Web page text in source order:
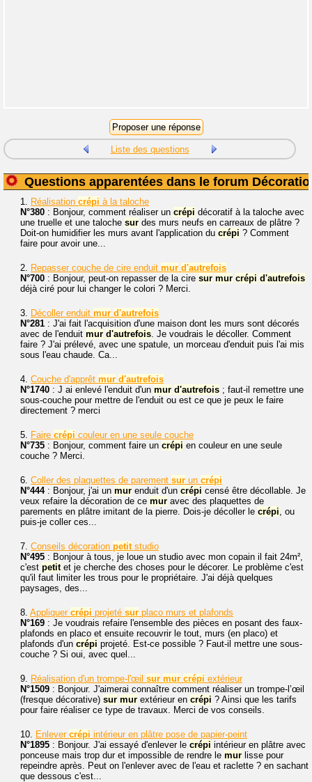
Liste des questions
Questions apparentées dans le forum
1. Réalisation crépi à la taloche
N°380 : Bonjour, comment réaliser un crépi décoratif à la taloche avec
une truelle et une taloche sur des murs neufs en carreaux de plâtre ?
Doit-on humidifier les murs avant l'application du crépi ? Comment
faire pour avoir une...
2. Repasser couche de cire enduit mur d'autrefois
N°700 : Bonjour, peut-on repasser de la cire sur mur crépi d'autrefois
déjà ciré pour lui changer le colori ? Merci.
3. Décoller enduit mur d'autrefois
N°281 : J'ai fait l'acquisition d'une maison dont les murs sont décorés
avec de l'enduit mur d'autrefois. Je voudrais le décoller. Comment
faire ? J'ai prélevé, avec une spatule, un morceau d'enduit puis l'ai mis
sous l'eau chaude. Ca...
4. Couche d'apprêt mur d'autrefois
N°1740 : J ai enlevé l'enduit d'un mur d'autrefois ; faut-il remettre une
sous-couche pour mettre de l'enduit ou est ce que je peux le faire
directement ? merci
5. Faire crépi couleur en une seule couche
N°735 : Bonjour, comment faire un crépi en couleur en une seule
couche ? Merci.
6. Coller des plaquettes de parement sur un crépi
N°444: Bonjour, j'ai un mur enduit d'un crépi censé être décollable. Je
veux refaire la décoration de ce mur avec des plaquettes de
parements en plâtre imitant de la pierre. Dois-je décoller le crépi, ou
puis-je coller ces...
7. Conseils décoration petitstudio
N°495 : Bonjour à tous, je loue un studio avec mon copain il fait 24m²,
c'est petitet je cherche des choses pour le décorer. Le problème c'est
qu'il faut limiter les trous pour le propriétaire. J'ai déjà quelques
paysages, des...
8. Appliquer crépi projeté sur placo murs et plafonds
N°169 : Je voudrais refaire l'ensemble des pièces en posant des faux-
plafonds en placo et ensuite recouvrir le tout, murs (en placo) et
plafonds d'un crépi projeté. Est-ce possible ? Faut-il mettre une sous-
couche ? Si oui, avec quel...
9. Réalisation d'un trompe-l'œil sur mur crépi extérieur
N°1509 : Bonjour. J'aimerai connaître comment réaliser un trompe-l’œil
(fresque décorative) sur mur extérieur en crépi ? Ainsi que les tarifs
pour faire réaliser ce type de travaux. Merci de vos conseils.
10. Enlever crépi intérieur en plâtre pose de papier-peint
N°1895 : Bonjour. J'ai essayé d'enlever le crépi intérieur en plâtre avec
ponceuse mais trop dur et impossible de rendre le mur lisse pour
repeindre après. Peut on l'enlever avec de l'eau et raclette ? en sachant
que dessous c'est...